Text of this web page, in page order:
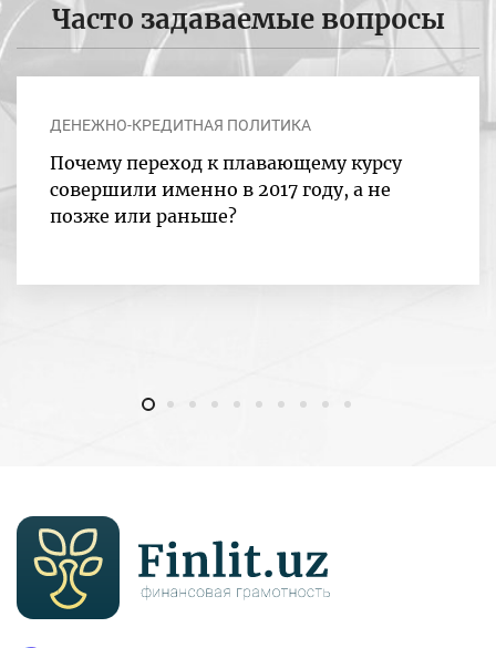
Часто задаваемые вопросы
ДЕНЕЖНО-КРЕДИТНАЯ ПОЛИТИКА
Почему переход к плавающему курсу
совершили именно в 2017 году, а не
позже или раньше?